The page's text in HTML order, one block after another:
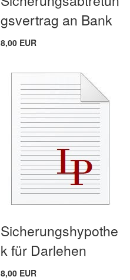
gsvertrag an Bank
8,00 EUR
Sicherungshypothe
k für Darlehen
8,00 EUR